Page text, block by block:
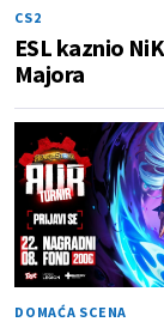
CS2
ESL kaznio
Majora
DOMAĆA SCENA